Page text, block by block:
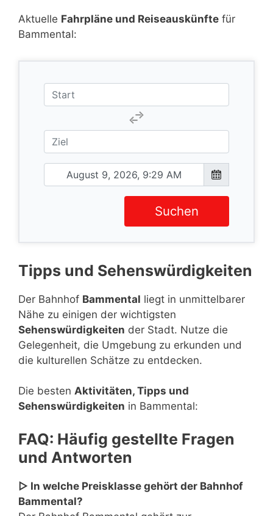
Aktuelle Fahrpläne und Reiseauskünfte für
Bammental:
Suchen
Tipps und Sehenswürdigkeiten
Der Bahnhof Bammental liegt in unmittelbarer
Nähe zu einigen der wichtigsten
Sehenswürdigkeiten der Stadt. Nutze die
Gelegenheit, die Umgebung zu erkunden und
die kulturellen Schätze zu entdecken.
Die besten Aktivitäten, Tipps und
Sehenswürdigkeiten in Bammental:
FAQ: Häufig gestellte Fragen
und Antworten
▷ In welche Preisklasse gehört der Bahnhof
Bammental?